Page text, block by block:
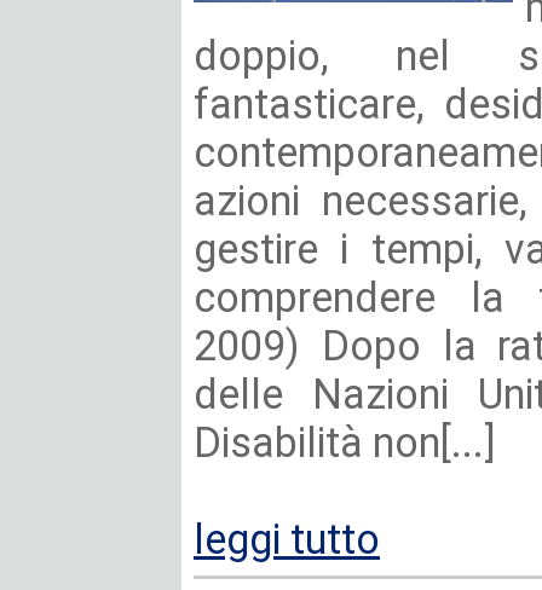
doppio, nel
fantasticare,
azioni
gestire i tempi,
comprendere la
2009) Dopo la
delle Nazioni
Disabilità non[...]
leggi tutto